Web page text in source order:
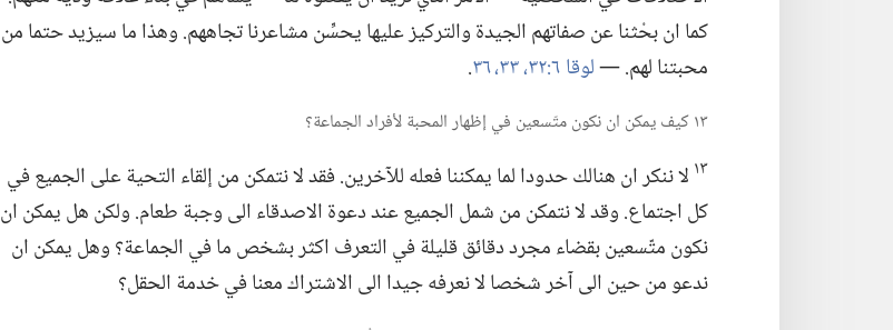
كما ان بحْثنا عن صفاتهم الجيدة والتركيز عليها يحسِّن مشاعرنا تجاههم.‏ وهذا ما سيزيد حتما من
محبتنا لهم.‏ —‏لوقا ٦:‏​٣٢،‏ ٣٣،‏ ‏.‏
١٣ كيف يمكن ان نكون متّسعين في إظهار المحبة لأفراد الجماعة؟‏
١٣ لا ننكر ان هنالك حدودا لما يمكننا فعله للآخرين.‏ فقد لا نتمكن من إلقاء التحية على الجميع في
كل اجتماع.‏ وقد لانتمكن من شمل الجميع عند دعوة الاصدقاء الى وجبة طعام.‏ ولكن هل يمكن ان
نكون متّسعين بقضاء مجرد دقائق قليلة في التعرف اكثر بشخص ما في الجماعة؟‏ وهل يمكن ان
ندعو من حين الى آخر شخصا لا نعرفه جيدا الى الاشتراك معنا في خدمة الحقل؟‏